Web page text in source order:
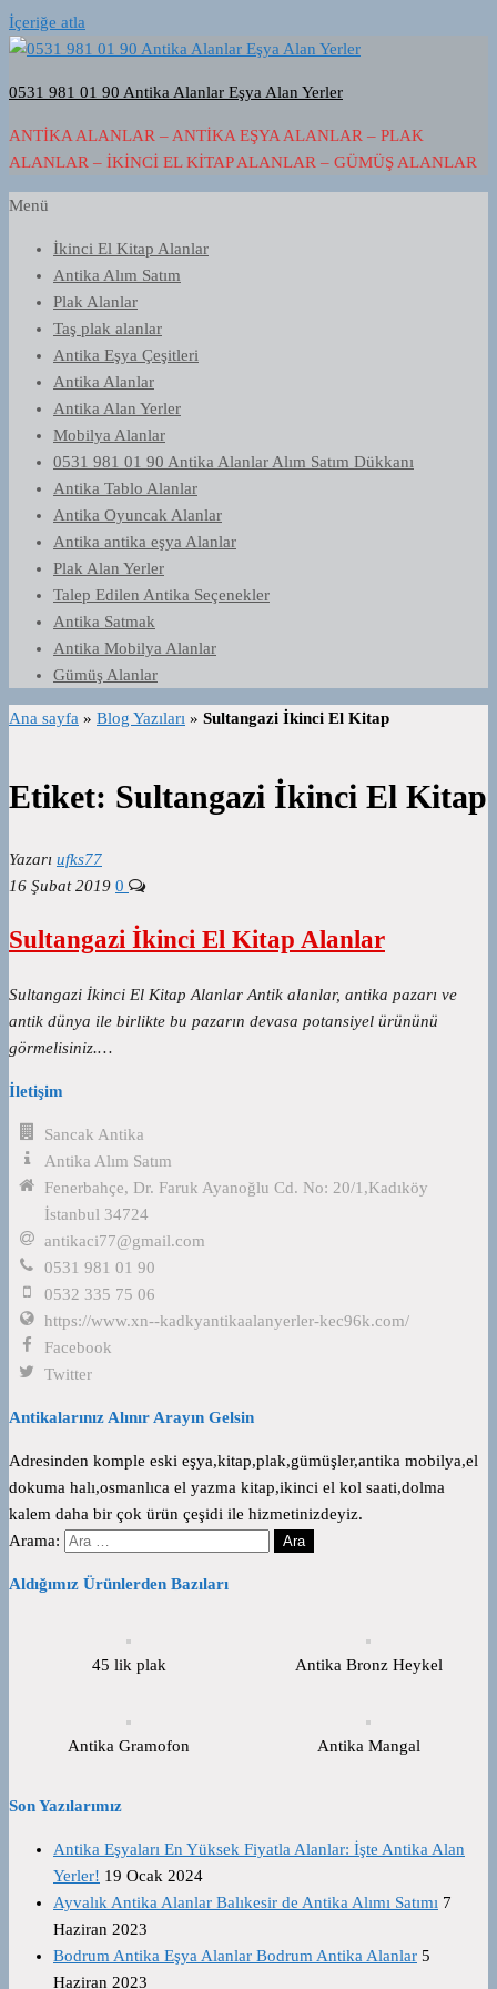
İçeriğe atla
0531 981 01 90 Antika Alanlar Eşya Alan Yerler
ANTIKA ALANLAR – ANTIKA EŞYA ALANLAR – PLAK
ALANLAR – İKINCI EL KITAP ALANLAR – GÜMÜŞ ALANLAR
Menü
İkinci El Kitap Alanlar
Antika Alım Satım
Plak Alanlar
Taş plak alanlar
Antika Eşya Çeşitleri
Antika Alanlar
Antika Alan Yerler
Mobilya Alanlar
0531 981 01 90 Antika Alanlar Alım Satım Dükkanı
Antika Tablo Alanlar
Antika Oyuncak Alanlar
Antika antika eşya Alanlar
Plak Alan Yerler
Talep Edilen Antika Seçenekler
Antika Satmak
Antika Mobilya Alanlar
Gümüş Alanlar
Ana sayfa » Blog Yazıları » Sultangazi İkinci El Kitap
Etiket: Sultangazi İkinci El Kitap
Yazarı ufks77
16 Şubat 2019 0
Sultangazi İkinci El Kitap Alanlar
Sultangazi İkinci El Kitap Alanlar Antik alanlar, antika pazarı ve
antik dünya ile birlikte bu pazarın devasa potansiyel ürününü
görmelisiniz.…
İletişim
Sancak Antika
Antika Alım Satım
Fenerbahçe, Dr. Faruk Ayanoğlu Cd. No: 20/1,Kadıköy
İstanbul 34724
antikaci77@gmail.com
0531 981 01 90
0532 335 75 06
https://www.xn--kadkyantikaalanyerler-kec96k.com/
Facebook
Twitter
Antikalarınız Alınır Arayın Gelsin
Adresinden komple eski eşya,kitap,plak,gümüşler,antika mobilya,el
dokuma halı,osmanlıca el yazma kitap,ikinci el kol saati,dolma
kalem daha bir çok ürün çeşidi ile hizmetinizdeyiz.
Arama:
Aldığımız Ürünlerden Bazıları
45 lik plak Antika Bronz Heykel
Antika Gramofon Antika Mangal
Son Yazılarımız
Antika Eşyaları En Yüksek Fiyatla Alanlar: İşte Antika Alan
Yerler! 19 Ocak 2024
Ayvalık Antika Alanlar Balıkesir de Antika Alımı Satımı 7
Haziran 2023
Bodrum Antika Eşya Alanlar Bodrum Antika Alanlar 5
Haziran 2023